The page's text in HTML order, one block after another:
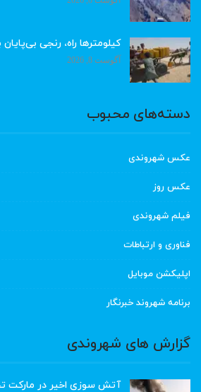
کیلومترها راه، رنجی
آگوست 8, 2026
دسته‌های محبوب
عکس شهروندی
عکس روز
فیلم شهروندی
فناوری و ارتباطات
اپلیکشن موبایل
برنامه شهروند خبرنگار
گزارش های شهروندی
آتش سوزی اخیر در مارکت